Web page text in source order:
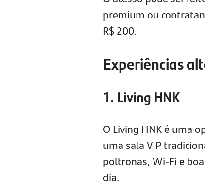
premium ou
R$ 200.
Experiências
1. Living HNK
O Living HNK é uma
uma sala VIP
poltronas, Wi-Fi e
dia.